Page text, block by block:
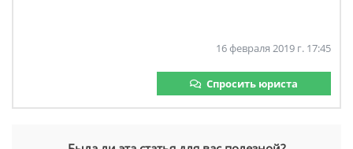
16 февраля 2019 г. 17:45
Спросить юриста